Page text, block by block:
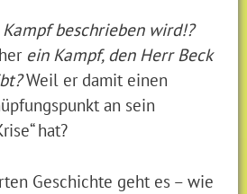
beschrieben wird!?
ein Kampf, den Herr Beck
Weil er damit einen
an sein
hat?
Geschichte geht es – wie